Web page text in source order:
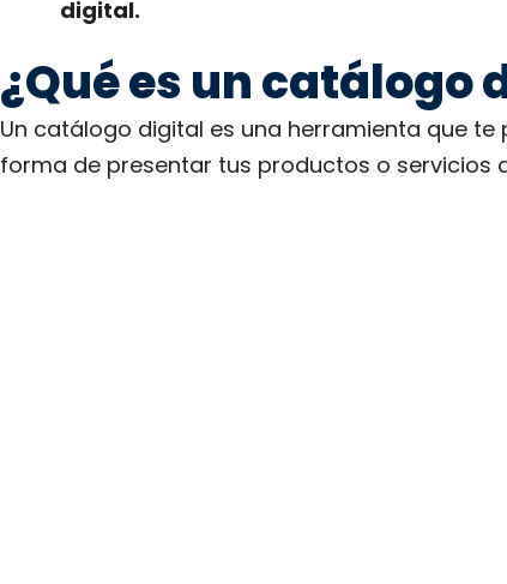
digital.
¿Qué es un
Un catálogo digital es una herramienta que
forma de presentar tus productos o servicios